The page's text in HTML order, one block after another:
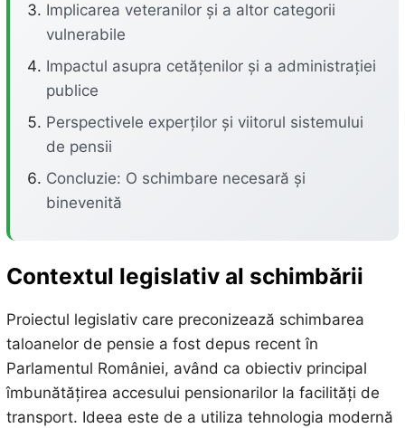
Implicarea veteranilor și a altor categorii
vulnerabile
Impactul asupra cetățenilor și a administrației
publice
Perspectivele experților și viitorul sistemului
de pensii
Concluzie: O schimbare necesară și
binevenită
Contextul legislativ al schimbării
Proiectul legislativ care preconizează schimbarea
taloanelor de pensie a fost depus recent în
Parlamentul României, având ca obiectiv principal
îmbunătățirea accesului pensionarilor la facilități de
transport. Ideea este de a utiliza tehnologia modernă